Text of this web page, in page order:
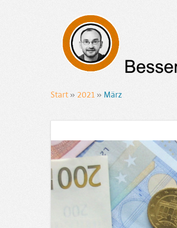
Start » 2021 » März